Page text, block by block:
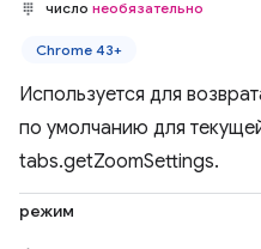
число необязательно
Chrome 43+
Используется для
по умолчанию для
tabs.getZoomSettings.
режим